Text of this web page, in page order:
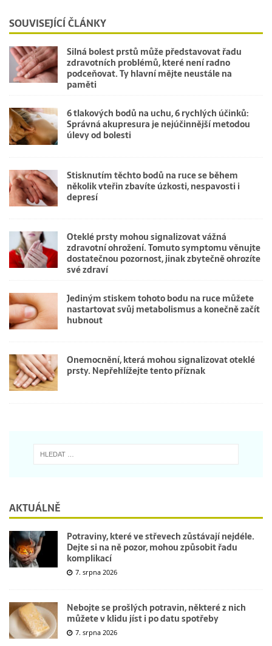
SOUVISEJÍCÍ ČLÁNKY
Silná bolest prstů může představovat řadu
zdravotních problémů, které není radno
podceňovat. Ty hlavní mějte neustále na
paměti
6 tlakových bodů na uchu, 6 rychlých účinků:
Správná akupresura je nejúčinnější metodou
úlevy od bolesti
Stisknutím těchto bodů na ruce se během
několik vteřin zbavíte úzkosti, nespavosti i
depresí
Oteklé prsty mohou signalizovat vážná
zdravotní ohrožení. Tomuto symptomu věnujte
dostatečnou pozornost, jinak zbytečně ohrozíte
své zdraví
Jediným stiskem tohoto bodu na ruce můžete
nastartovat svůj metabolismus a konečně začít
hubnout
Onemocnění, která mohou signalizovat oteklé
prsty. Nepřehlížejte tento příznak
AKTUÁLNĚ
Potraviny, které ve střevech zůstávají nejdéle.
Dejte si na ně pozor, mohou způsobit řadu
komplikací
7. srpna 2026
Nebojte se prošlých potravin, některé z nich
můžete v klidu jíst i po datu spotřeby
7. srpna 2026